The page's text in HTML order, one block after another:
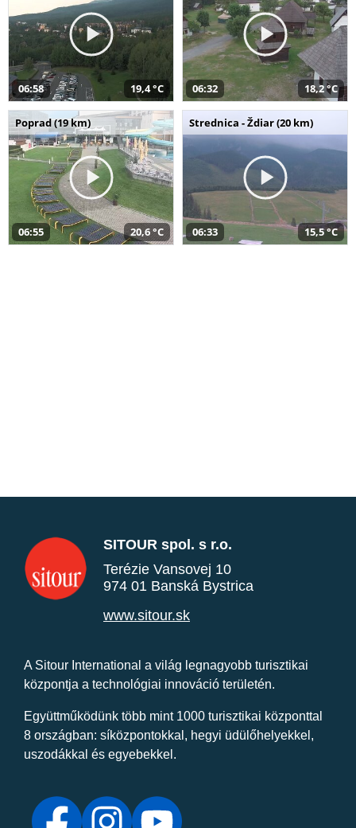
06:58 19,4 °C 06:32 18,2 °C
Poprad (19 km)
06:55 20,6 °C
Strednica - Ždiar (20 km)
06:33 15,5 °C
SITOUR spol. s r.o.
Terézie Vansovej 10
974 01 Banská Bystrica
www.sitour.sk
A Sitour International a világ legnagyobb turisztikai
központja a technológiai innováció területén.
Együttműködünk több mint 1000 turisztikai központtal
8 országban: síközpontokkal, hegyi üdülőhelyekkel,
uszodákkal és egyebekkel.